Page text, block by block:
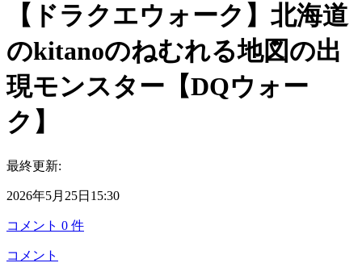
【ドラクエウォーク】北海道
のkitanoのねむれる地図の出
現モンスター【DQウォー
ク】
最終更新:
2026年5月25日15:30
コメント 0 件
コメント